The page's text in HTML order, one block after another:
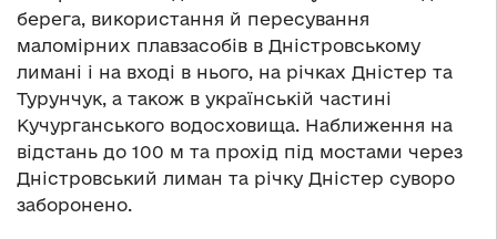
берега, використання й пересування
маломірних плавзасобів в Дністровському
лимані і на вході в нього, на річках Дністер та
Турунчук, а також в українській частині
Кучурганського водосховища. Наближення на
відстань до 100 м та прохід під мостами через
Дністровський лиман та річку Дністер суворо
заборонено.